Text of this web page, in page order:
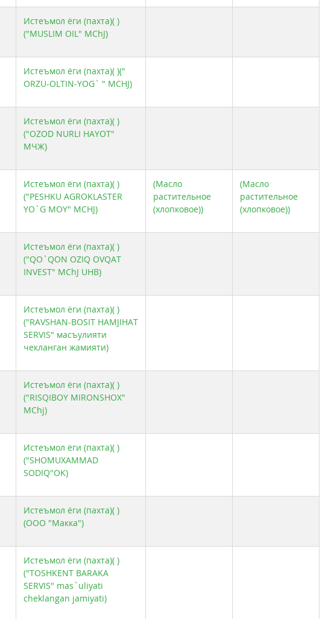
Истеъмол ёги (пахта)( )
("MUSLIM OIL" MChJ)
Истеъмол ёги (пахта)( )("
ORZU-OLTIN-YOG` " MCHJ)
Истеъмол ёги (пахта)( )
("OZOD NURLI HAYOT"
МЧЖ)
Истеъмол ёги (пахта)( )
("PESHKU AGROKLASTER
YO`G MOY" MCHJ)
(Масло
растительное
(хлопковое))
(Масло
растительное
(хлопковое))
Истеъмол ёги (пахта)( )
("QO`QON OZIQ OVQAT
INVEST" MChJ UHB)
Истеъмол ёги (пахта)( )
("RAVSHAN-BOSIT HAMJIHAT
SERVIS" масъулияти
чекланган жамияти)
Истеъмол ёги (пахта)( )
("RISQIBOY MIRONSHOX"
MChj)
Истеъмол ёги (пахта)( )
("SHOMUXAMMAD
SODIQ"OK)
Истеъмол ёги (пахта)( )
(ООО "Макка")
Истеъмол ёги (пахта)( )
("TOSHKENT BARAKA
SERVIS" mas`uliyati
cheklangan jamiyati)